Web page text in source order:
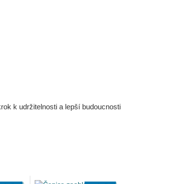
k udržitelnosti a lepší budoucnosti